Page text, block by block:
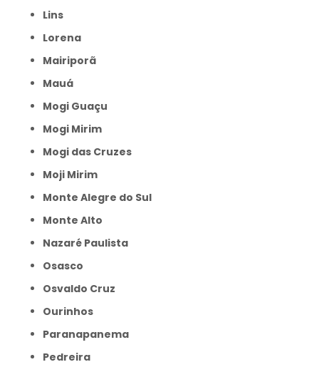
Lins
Lorena
Mairiporã
Mauá
Mogi Guaçu
Mogi Mirim
Mogi das Cruzes
Moji Mirim
Monte Alegre do Sul
Monte Alto
Nazaré Paulista
Osasco
Osvaldo Cruz
Ourinhos
Paranapanema
Pedreira